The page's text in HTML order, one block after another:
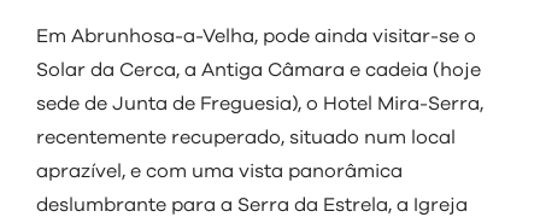
Em Abrunhosa-a-Velha, pode ainda visitar-se o
Solar da Cerca, a Antiga Câmara e cadeia (hoje
sede de Junta de Freguesia), o Hotel Mira-Serra,
recentemente recuperado, situado num local
aprazível, e com uma vista panorâmica
deslumbrante para a Serra da Estrela, a Igreja